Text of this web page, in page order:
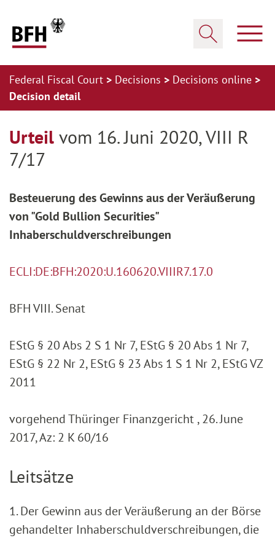
Federal Fiscal Court Decisions
Decisions online
Decision detail
Urteil vom 16. Juni 2020, VIII R
7/17
Besteuerung des Gewinns aus der Veräußerung
von "Gold Bullion Securities"
Inhaberschuldverschreibungen
ECLI:DE:BFH:2020:U.160620.VIIIR7.17.0
BFH VIII. Senat
EStG § 20 Abs 2 S 1 Nr 7, EStG § 20 Abs 1 Nr 7,
EStG § 22 Nr 2, EStG § 23 Abs 1 S 1 Nr 2, EStG VZ
2011
vorgehend Thüringer Finanzgericht , 26. June
2017, Az: 2 K 60/16
Leitsätze
1. Der Gewinn aus der Veräußerung an der Börse
gehandelter Inhaberschuldverschreibungen, die